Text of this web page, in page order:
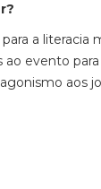
a literacia
ao evento
aos